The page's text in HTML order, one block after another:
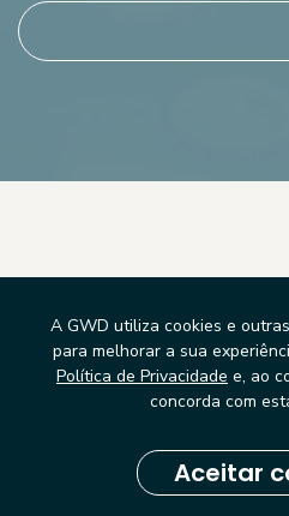
Precisa de
alguma
Fale
A GWD utiliza cookies e
para melhorar a sua
Política de Privacidade e, ao
concorda com
Aceitar